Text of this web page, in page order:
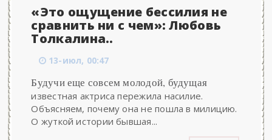
«Это ощущение бессилия не
сравнить ни с чем»: Любовь
Толкалина..
13-июл, 00:47
Будучи еще совсем молодой, будущая
известная актриса пережила насилие.
Объясняем, почему она не пошла в милицию.
О жуткой истории бывшая...